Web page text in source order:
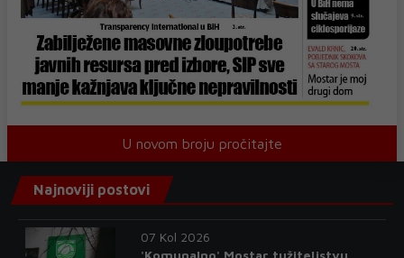
U novom broju pročitajte
Najnoviji postovi
07 Kol 2026
'Komunalno' Mostar tužiteljstvu